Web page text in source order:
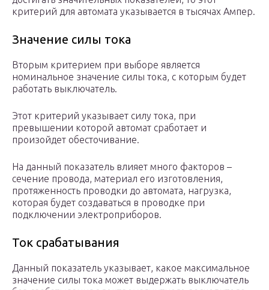
критерий для автомата указывается в тысячах Ампер.
Значение силы тока
Вторым критерием при выборе является
номинальное значение силы тока, с которым будет
работать выключатель.
Этот критерий указывает силу тока, при
превышении которой автомат сработает и
произойдет обесточивание.
На данный показатель влияет много факторов –
сечение провода, материал его изготовления,
протяженность проводки до автомата, нагрузка,
которая будет создаваться в проводке при
подключении электроприборов.
Ток срабатывания
Данный показатель указывает, какое максимальное
значение силы тока может выдержать выключатель